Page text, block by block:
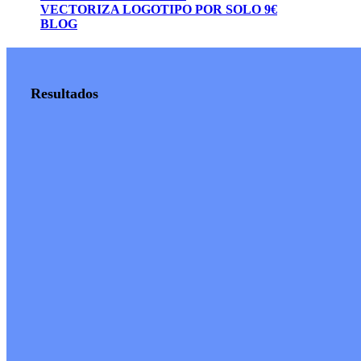
VECTORIZA LOGOTIPO POR SOLO 9€
BLOG
Resultados